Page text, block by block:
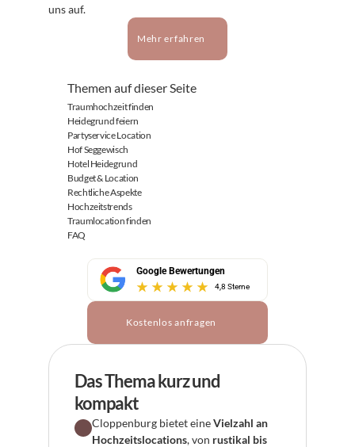
uns auf.
Mehr erfahren
Themen auf dieser Seite
Traumhochzeit finden
Heidegrund feiern
Partyservice Location
Hof Seggewisch
Hotel Heidegrund
Budget & Location
Rechtliche Aspekte
Hochzeitstrends
Traumlocation finden
FAQ
Google Bewertungen
4,8 Sterne
Kostenlos anfragen
Das Thema kurz und
kompakt
Cloppenburg bietet eine Vielzahl an
Hochzeitslocations, von rustikal bis